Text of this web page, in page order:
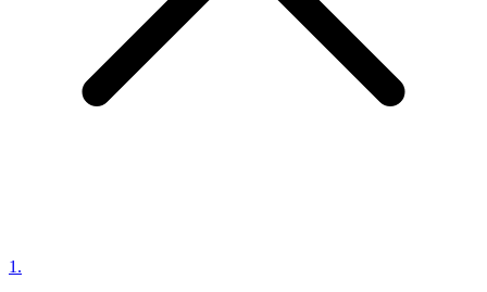
1 .